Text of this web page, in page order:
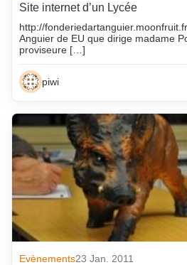
Site internet d’un Lycée
http://
Anguier de EU que dirige madame
proviseure […]
piwi
Evènements23 Jan. 2011